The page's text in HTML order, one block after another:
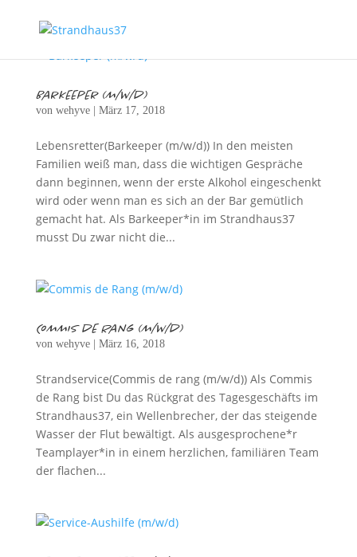
Barkeeper (m/w/d)
von wehyve| März 17, 2018
Lebensretter(Barkeeper (m/w/d)) In den meisten
Familien weiß man, dass die wichtigen Gespräche
dann beginnen, wenn der erste Alkohol eingeschenkt
wird oder wenn man es sich an der Bar gemütlich
gemacht hat. Als Barkeeper*in im Strandhaus37
musst Du zwar nicht die...
Commis de Rang (m/w/d)
von wehyve| März 16, 2018
Strandservice(Commis de rang (m/w/d)) Als Commis
de Rang bist Du das Rückgrat des Tagesgeschäfts im
Strandhaus37, ein Wellenbrecher, der das steigende
Wasser der Flut bewältigt. Als ausgesprochene*r
Teamplayer*in in einem herzlichen, familiären Team
der flachen...